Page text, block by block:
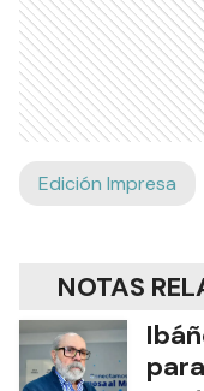
Edición Impresa
NOTAS